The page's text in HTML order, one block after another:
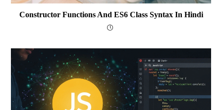
Constructor Functions And ES6 Class Syntax In Hindi